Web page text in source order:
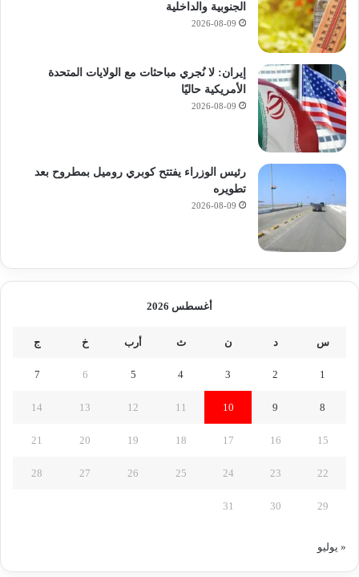
الجنوبية والداخلية
2026-08-09
إيران: لا نُجري مباحثات مع الولايات المتحدة
الأمريكية حاليًا
2026-08-09
رئيس الوزراء يفتتح كوبري روميل بمطروح بعد
تطويره
2026-08-09
أغسطس 2026
س د ن ث أرب خ ج
1
2
3
4
5
6
7
8
9
10
11
12
13
14
15
16
17
18
19
20
21
22
23
24
25
26
27
28
29
30
31
« يوليو